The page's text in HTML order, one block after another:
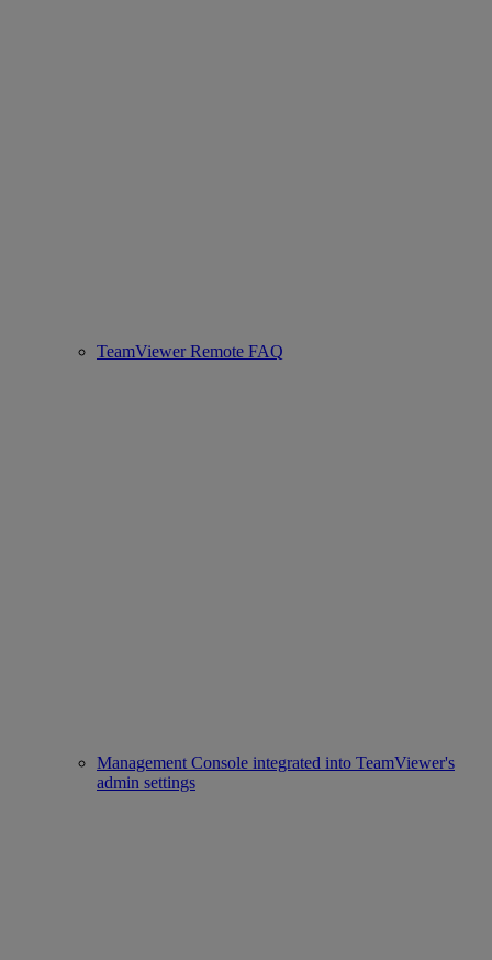
TeamViewer Remote FAQ
Management Console integrated into TeamViewer's
admin settings